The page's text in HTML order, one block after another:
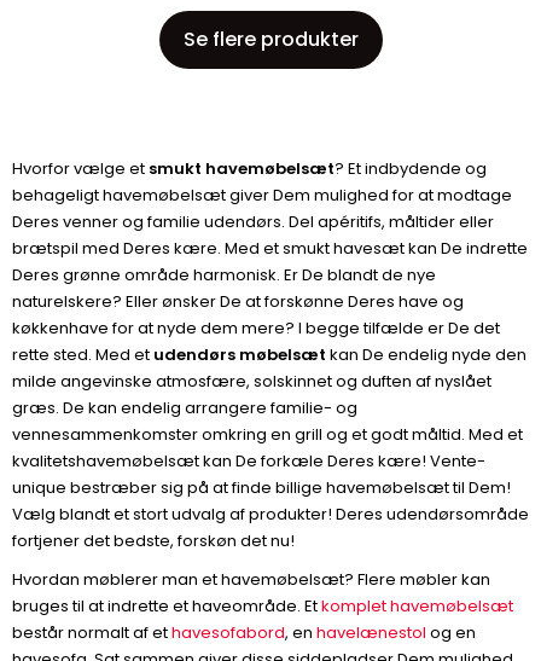
Se flere produkter
Hvorfor vælge et smukt havemøbelsæt? Et indbydende og
behageligt havemøbelsæt giver Dem mulighed for at modtage
Deres venner og familie udendørs. Del apéritifs, måltider eller
brætspil med Deres kære. Med et smukt havesæt kan De indrette
Deres grønne område harmonisk. Er De blandt de nye
naturelskere? Eller ønsker De at forskønne Deres have og
køkkenhave for at nyde dem mere? I begge tilfælde er De det
rette sted. Med et udendørs møbelsæt kan De endelig nyde den
milde angevinske atmosfære, solskinnet og duften af nyslået
græs. De kan endelig arrangere familie- og
vennesammenkomster omkring en grill og et godt måltid. Med et
kvalitetshavemøbelsæt kan De forkæle Deres kære! Vente-
unique bestræber sig på at finde billige havemøbelsæt til Dem!
Vælg blandt et stort udvalg af produkter! Deres udendørsområde
fortjener det bedste, forskøn det nu!
Hvordan møblerer man et havemøbelsæt? Flere møbler kan
bruges til at indrette et haveområde. Etkomplet havemøbelsæt
består normalt af ethavesofabord, en havelænestol og en